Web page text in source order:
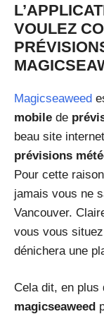
VOULEZ
Magicseaweed
mobile de
beau site
prévisions
Pour cette
jamais vous ne
Vancouver.
vous vous
dénichera une
Cela dit, en plus
magicseaweed